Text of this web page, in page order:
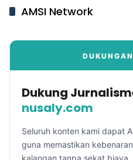
AMSI Network
Dukung
nusaly.com
Seluruh konten kami dapat
guna memastikan
kalangan tanpa sekat